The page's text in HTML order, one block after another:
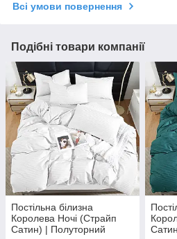
Всі умови повернення
Подібні товари компанії
Постільна білизна
Королева Ночі (Страйп
Сатин) | Полуторний